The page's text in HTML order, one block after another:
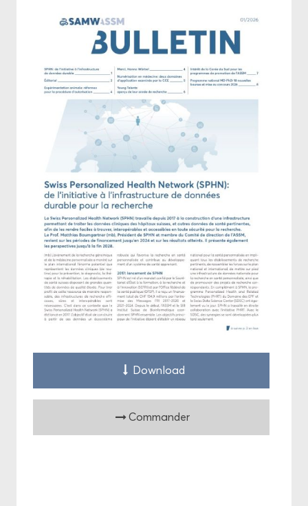
Down­load
Com­man­der